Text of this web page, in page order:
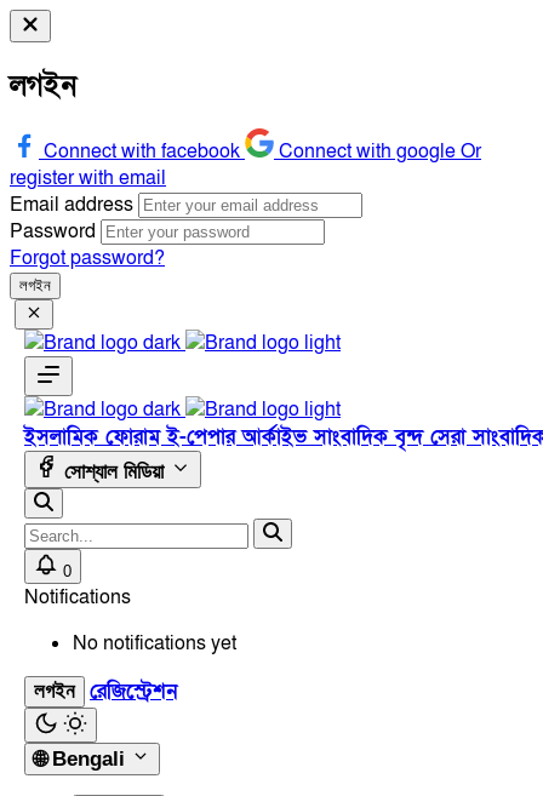
লগইন
Connect with facebook Connect with googleOr
register with email
Email address
Password
Forgot password?
লগইন
ইসলামিক ফোরামই-পেপারআর্কাইভসাংবাদিক বৃন্দসেরা
সোশ্যাল মিডিয়া
0
Notifications
No notifications yet
লগইন রেজিস্ট্রেশন
🌐 Bengali